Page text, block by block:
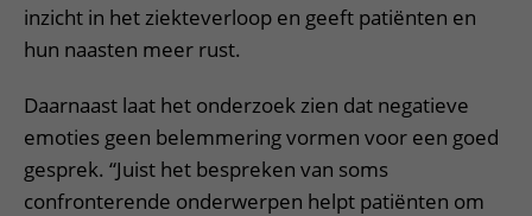
inzicht in het ziekteverloop en geeft patiënten en
hun naasten meer rust.
Daarnaast laat het onderzoek zien dat negatieve
emoties geen belemmering vormen voor een goed
gesprek. “Juist het bespreken van soms
confronterende onderwerpen helpt patiënten om